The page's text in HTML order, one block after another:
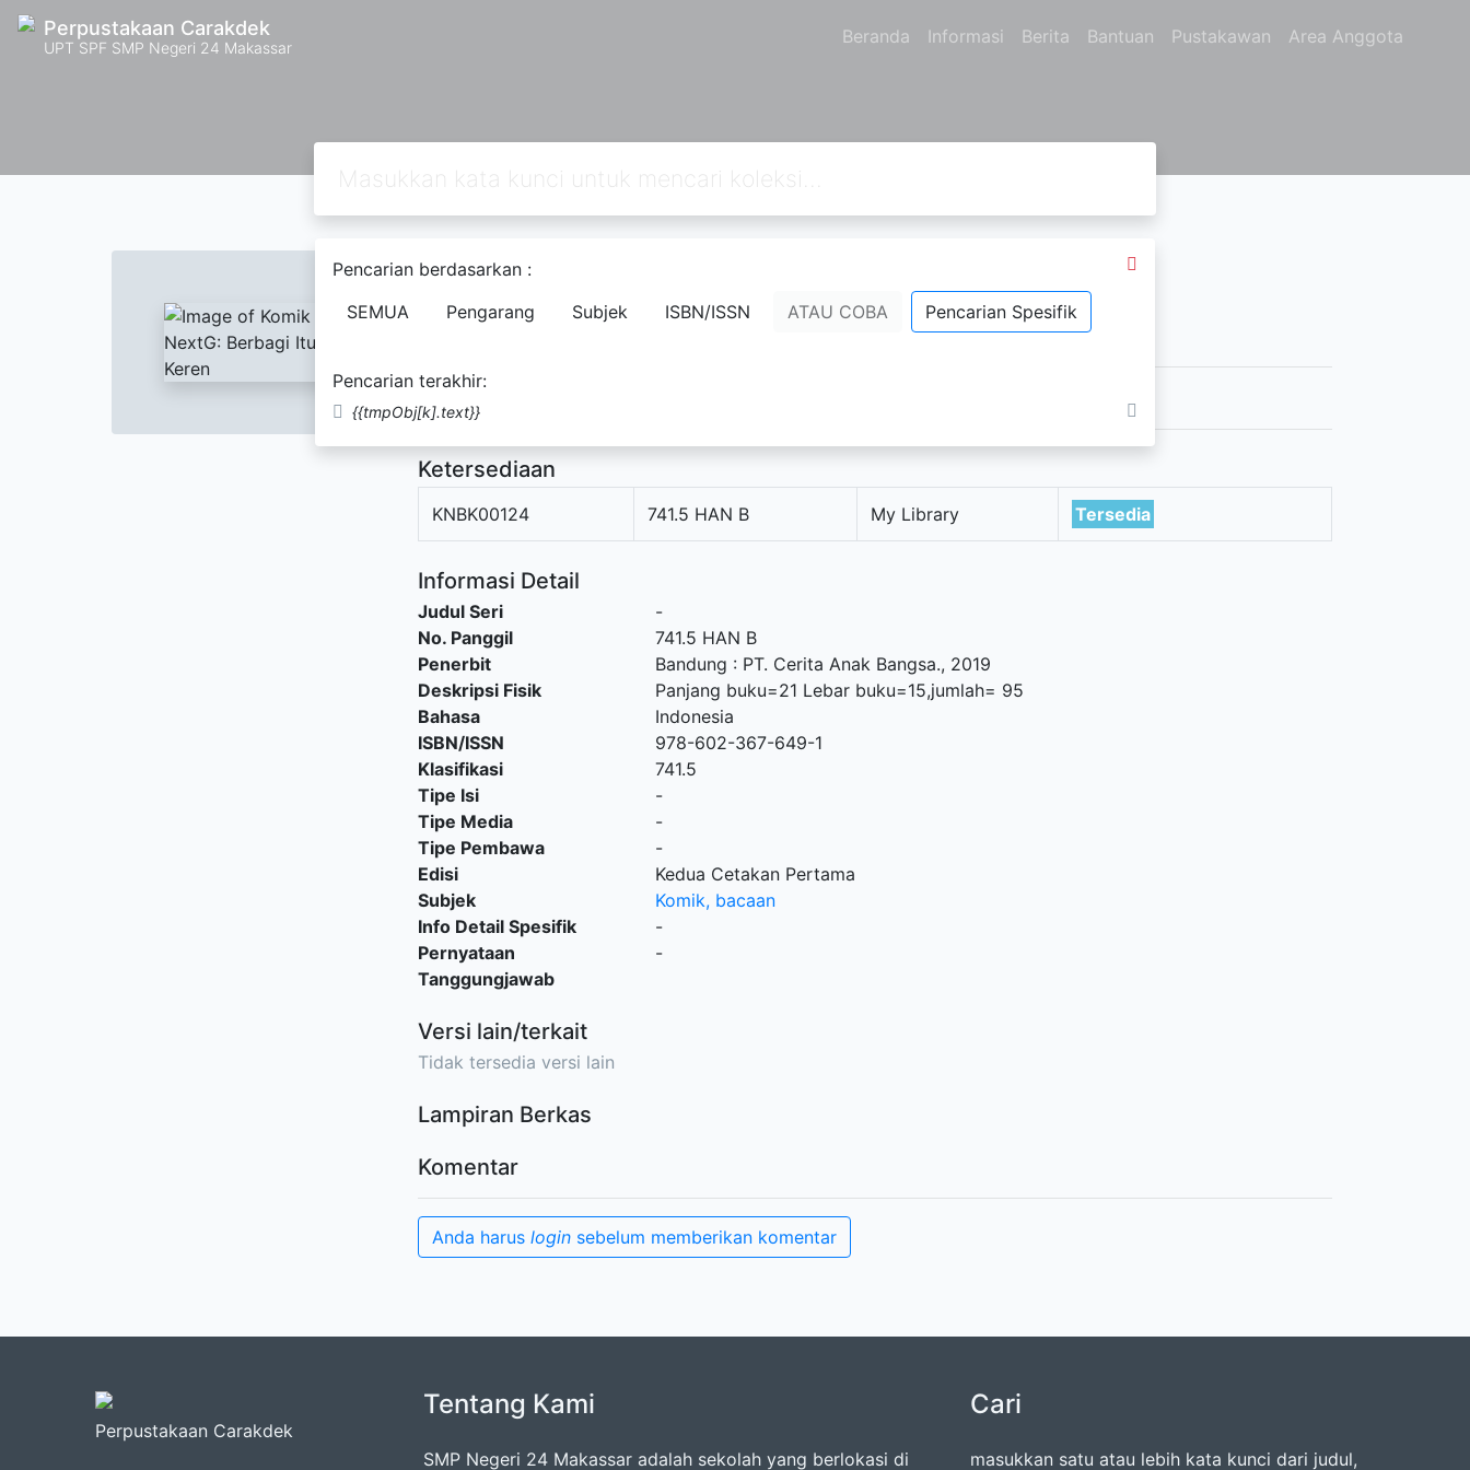
Perpustakaan Carakdek
UPT SPF SMP Negeri 24 Makassar Beranda Informasi Berita Bantuan Pustakawan Area Anggota
Pencarian berdasarkan :
SEMUA
Pengarang Subjek ISBN/ISSN ATAU COBA Pencarian Spesifik
Pencarian terakhir:
{{tmpObj[k].text}}
Text
Komik NextG: Berbagi Itu Keren
Ketersediaan
KNBK00124 741.5 HAN B My Library Tersedia
Informasi Detail
Judul Seri
-
No. Panggil
741.5 HAN B
Penerbit
Bandung : PT. Cerita Anak Bangsa., 2019
Deskripsi Fisik
Panjang buku=21 Lebar buku=15,jumlah= 95
Bahasa
Indonesia
ISBN/ISSN
978-602-367-649-1
Klasifikasi
741.5
Tipe Isi
-
Tipe Media
-
Tipe Pembawa
-
Edisi
Kedua Cetakan Pertama
Subjek
Komik, bacaan
Info Detail Spesifik
-
Pernyataan
Tanggungjawab
-
Versi lain/terkait
Tidak tersedia versi lain
Lampiran Berkas
Komentar
Anda harus login sebelum memberikan komentar
Perpustakaan Carakdek
Tentang Kami
SMP Negeri 24 Makassar adalah sekolah yang berlokasi di
Cari
masukkan satu atau lebih kata kunci dari judul,